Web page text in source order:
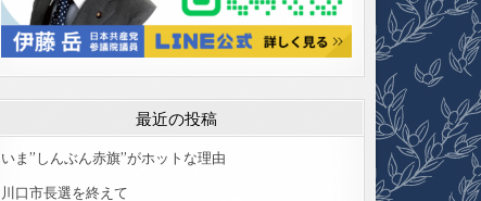
最近の投稿
いま”しんぶん赤旗”がホットな理由
川口市長選を終えて